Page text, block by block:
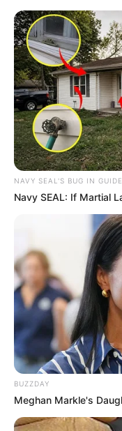
NAVY SEAL'S BUG IN GUIDE
Navy SEAL: If Martial
BUZZDAY
Meghan Markle's